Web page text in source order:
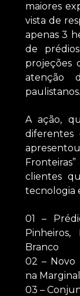
maiores
vista de
apenas 3
de
projeções
atenção
paulistanos.
A ação,
diferentes
clientes
tecnologia
01 –
Branco
02 – Novo
na
03 –